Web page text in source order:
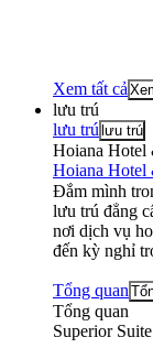
Xem tất cả
lưu trú
lưu trú lưu trú
Hoiana Hotel
Hoiana Hotel
Đắm mình
lưu trú đẳng
nơi dịch vụ
đến kỳ nghỉ
Tổng quan
Tổng quan
Superior